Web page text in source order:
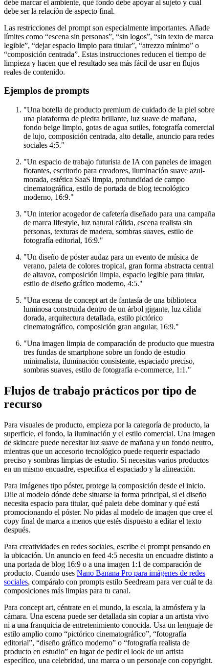
debe marcar el ambiente, qué fondo debe apoyar al sujeto y cuál
debe ser la relación de aspecto final.
Las restricciones del prompt son especialmente importantes. Añade
límites como “escena sin personas”, “sin logos”, “sin texto de marca
legible”, “dejar espacio limpio para titular”, “atrezzo mínimo” o
“composición centrada”. Estas instrucciones reducen el tiempo de
limpieza y hacen que el resultado sea más fácil de usar en flujos
reales de contenido.
Ejemplos de prompts
"Una botella de producto premium de cuidado de la piel sobre
una plataforma de piedra brillante, luz suave de mañana,
fondo beige limpio, gotas de agua sutiles, fotografía comercial
de lujo, composición centrada, alto detalle, anuncio para redes
sociales 4:5."
"Un espacio de trabajo futurista de IA con paneles de imagen
flotantes, escritorio para creadores, iluminación suave azul-
morada, estética SaaS limpia, profundidad de campo
cinematográfica, estilo de portada de blog tecnológico
moderno, 16:9."
"Un interior acogedor de cafetería diseñado para una campaña
de marca lifestyle, luz natural cálida, escena realista sin
personas, texturas de madera, sombras suaves, estilo de
fotografía editorial, 16:9."
"Un diseño de póster audaz para un evento de música de
verano, paleta de colores tropical, gran forma abstracta central
de altavoz, composición limpia, espacio legible para titular,
estilo de diseño gráfico moderno, 4:5."
"Una escena de concept art de fantasía de una biblioteca
luminosa construida dentro de un árbol gigante, luz cálida
dorada, arquitectura detallada, estilo pictórico
cinematográfico, composición gran angular, 16:9."
"Una imagen limpia de comparación de producto que muestra
tres fundas de smartphone sobre un fondo de estudio
minimalista, iluminación consistente, espaciado preciso,
sombras suaves, estilo de fotografía e-commerce, 1:1."
Flujos de trabajo prácticos por tipo de
recurso
Para visuales de producto, empieza por la categoría de producto, la
superficie, el fondo, la iluminación y el estilo comercial. Una imagen
de skincare puede necesitar luz suave de mañana y un fondo neutro,
mientras que un accesorio tecnológico puede requerir espaciado
preciso y sombras limpias de estudio. Si necesitas varios productos
en un mismo encuadre, especifica el espaciado y la alineación.
Para imágenes tipo póster, protege la composición desde el inicio.
Dile al modelo dónde debe situarse la forma principal, si el diseño
necesita espacio para titular, qué paleta debe dominar y qué está
promocionando el póster. No pidas al modelo de imagen que cree el
copy final de marca a menos que estés dispuesto a editar el texto
después.
Para creatividades en redes sociales, escribe el prompt pensando en
la ubicación. Un anuncio en feed 4:5 necesita un encuadre distinto a
una portada de blog 16:9 o a una imagen 1:1 de comparación de
producto. Cuando uses Nano Banana Pro para imágenes de redes
sociales, compáralo con prompts estilo Seedream para ver cuál te da
composiciones más limpias para tu canal.
Para concept art, céntrate en el mundo, la escala, la atmósfera y la
cámara. Una escena puede ser detallada sin copiar a un artista vivo
ni a una franquicia de entretenimiento conocida. Usa un lenguaje de
estilo amplio como “pictórico cinematográfico”, “fotografía
editorial”, “diseño gráfico moderno” o “fotografía realista de
producto en estudio” en lugar de pedir el look de un artista
específico, una celebridad, una marca o un personaje con copyright.